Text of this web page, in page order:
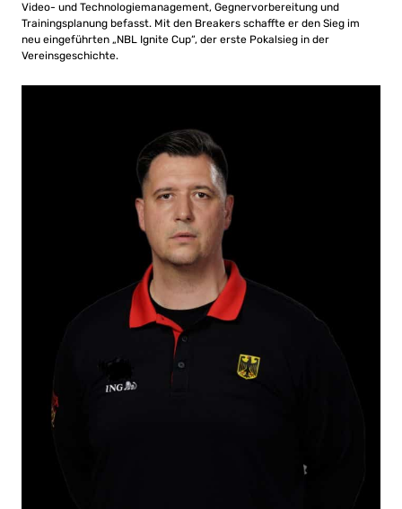
Video- und Technologiemanagement, Gegnervorbereitung und
Trainingsplanung befasst. Mit den Breakers schaffte er den Sieg im
neu eingeführten „NBL Ignite Cup“, der erste Pokalsieg in der
Vereinsgeschichte.